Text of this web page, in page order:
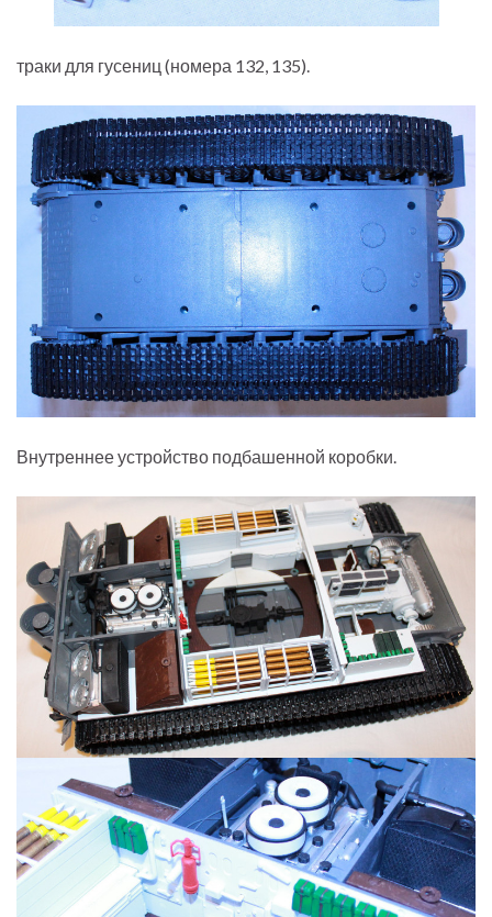
траки для гусениц (номера 132, 135).
Внутреннее устройство подбашенной коробки.